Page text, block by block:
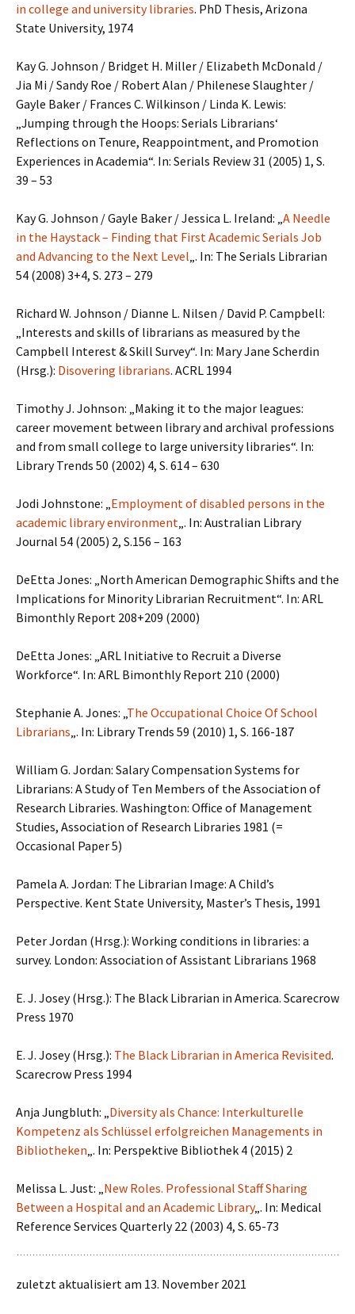
in college and university libraries. PhD Thesis, Arizona
State University, 1974
Kay G. Johnson / Bridget H. Miller / Elizabeth McDonald /
Jia Mi / Sandy Roe / Robert Alan / Philenese Slaughter /
Gayle Baker / Frances C. Wilkinson / Linda K. Lewis:
„Jumping through the Hoops: Serials Librarians‘
Reflections on Tenure, Reappointment, and Promotion
Experiences in Academia“. In: Serials Review 31 (2005) 1, S.
39 – 53
Kay G. Johnson / Gayle Baker / Jessica L. Ireland: „A Needle
in the Haystack – Finding that First Academic Serials Job
and Advancing to the Next Level„. In: The Serials Librarian
54 (2008) 3+4, S. 273 – 279
Richard W. Johnson / Dianne L. Nilsen / David P. Campbell:
„Interests and skills of librarians as measured by the
Campbell Interest & Skill Survey“. In: Mary Jane Scherdin
(Hrsg.): Disovering librarians. ACRL 1994
Timothy J. Johnson: „Making it to the major leagues:
career movement between library and archival professions
and from small college to large university libraries“. In:
Library Trends 50 (2002) 4, S. 614 – 630
Jodi Johnstone: „Employment of disabled persons in the
academic library environment„. In: Australian Library
Journal 54 (2005) 2, S.156 – 163
DeEtta Jones: „North American Demographic Shifts and the
Implications for Minority Librarian Recruitment“. In: ARL
Bimonthly Report 208+209 (2000)
DeEtta Jones: „ARL Initiative to Recruit a Diverse
Workforce“. In: ARL Bimonthly Report 210 (2000)
Stephanie A. Jones: „The Occupational Choice Of School
Librarians„. In: Library Trends 59 (2010) 1, S. 166-187
William G. Jordan: Salary Compensation Systems for
Librarians: A Study of Ten Members of the Association of
Research Libraries. Washington: Office of Management
Studies, Association of Research Libraries 1981 (=
Occasional Paper 5)
Pamela A. Jordan: The Librarian Image: A Child’s
Perspective. Kent State University, Master’s Thesis, 1991
Peter Jordan (Hrsg.): Working conditions in libraries: a
survey. London: Association of Assistant Librarians 1968
E. J. Josey (Hrsg.): The Black Librarian in America. Scarecrow
Press 1970
E. J. Josey (Hrsg.): The Black Librarian in America Revisited.
Scarecrow Press 1994
Anja Jungbluth: „Diversity als Chance: Interkulturelle
Kompetenz als Schlüssel erfolgreichen Managements in
Bibliotheken„. In: Perspektive Bibliothek 4 (2015) 2
Melissa L. Just: „New Roles. Professional Staff Sharing
Between a Hospital and an Academic Library„. In: Medical
Reference Services Quarterly 22 (2003) 4, S. 65-73
zuletzt aktualisiert am 13. November 2021